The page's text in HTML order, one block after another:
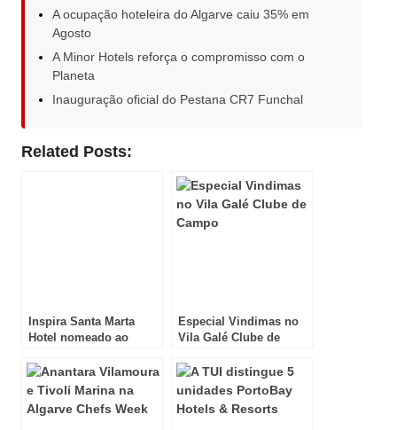
A ocupação hoteleira do Algarve caiu 35% em
Agosto
A Minor Hotels reforça o compromisso com o
Planeta
Inauguração oficial do Pestana CR7 Funchal
Related Posts:
Inspira Santa Marta
Hotel nomeado ao
Award”
Especial Vindimas no
Vila Galé Clube de